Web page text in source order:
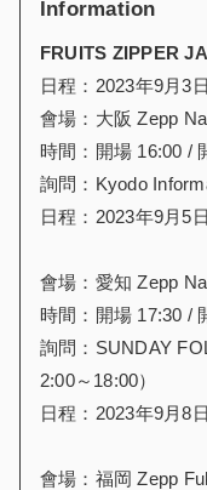
Information
FRUITS ZIPPER
日程：2023年9月3
會場：大阪 Zepp
時間：開場 16:00 /
詢問：Kyodo
日程：2023年9月5
會場：愛知 Zepp
時間：開場 17:30 /
詢問：SUNDAY
2:00～18:00）
日程：2023年9月8
會場：福岡 Zepp